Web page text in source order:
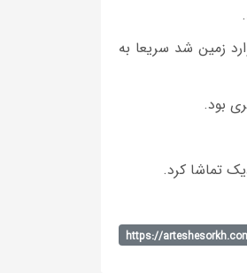
زمین شد سریعا به